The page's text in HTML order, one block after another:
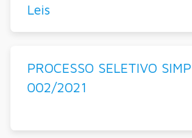
Leis
PROCESSO SELETIVO
002/2021